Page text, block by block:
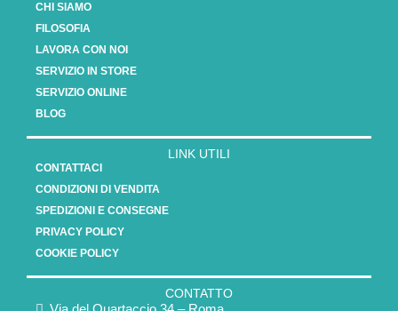
CHI SIAMO
FILOSOFIA
LAVORA CON NOI
SERVIZIO IN STORE
SERVIZIO ONLINE
BLOG
LINK UTILI
CONTATTACI
CONDIZIONI DI VENDITA
SPEDIZIONI E CONSEGNE
PRIVACY POLICY
COOKIE POLICY
CONTATTO